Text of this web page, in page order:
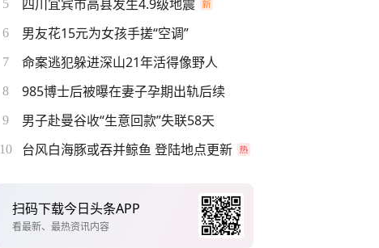
5 四川宜宾市高县发生4.9级地震
6 男友花15元为女孩手搓“空调”
7 命案逃犯躲进深山21年活得像野人
8 985博士后被曝在妻子孕期出轨后续
9 男子赴曼谷收“生意回款”失联58天
10 台风白海豚或吞并鲸鱼 登陆地点更新
扫码下载今日头条APP
看最新、最热资讯内容